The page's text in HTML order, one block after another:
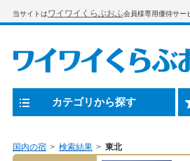
当サイトはワイワイくらぶおふ会員様専用優待サー
カテゴリから探す
国内の宿 検索結果 東北